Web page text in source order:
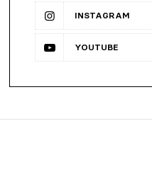
INSTAGRAM
YOUTUBE